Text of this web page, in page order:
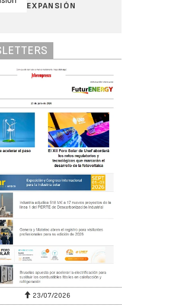
EXPANSIÓN
23/07/2026